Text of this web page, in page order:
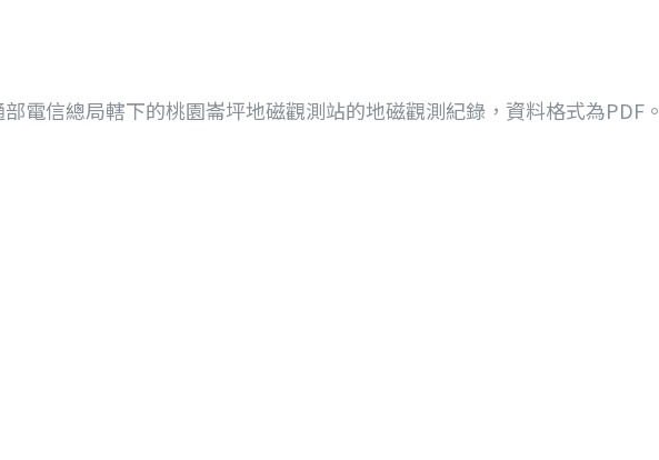
電信總局轄下的桃園崙坪地磁觀測站的地磁觀測紀錄，資料格式為PDF。